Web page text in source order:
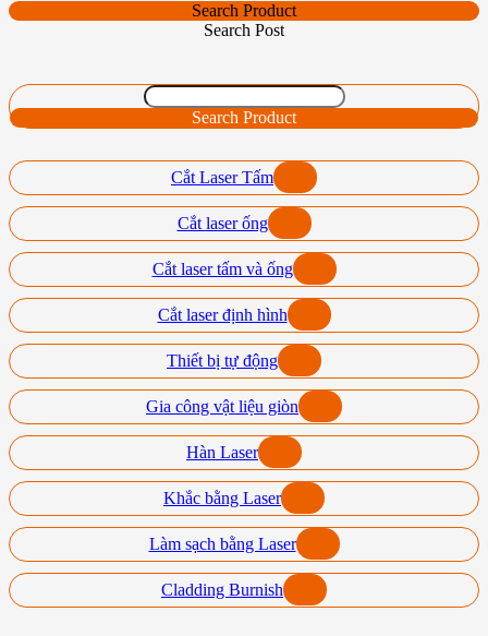
Search Product
Search Post
Search Product
Cắt Laser Tấm
Cắt laser ống
Cắt laser tấm và ống
Cắt laser định hình
Thiết bị tự động
Gia công vật liệu giòn
Hàn Laser
Khắc bằng Laser
Làm sạch bằng Laser
Cladding Burnish